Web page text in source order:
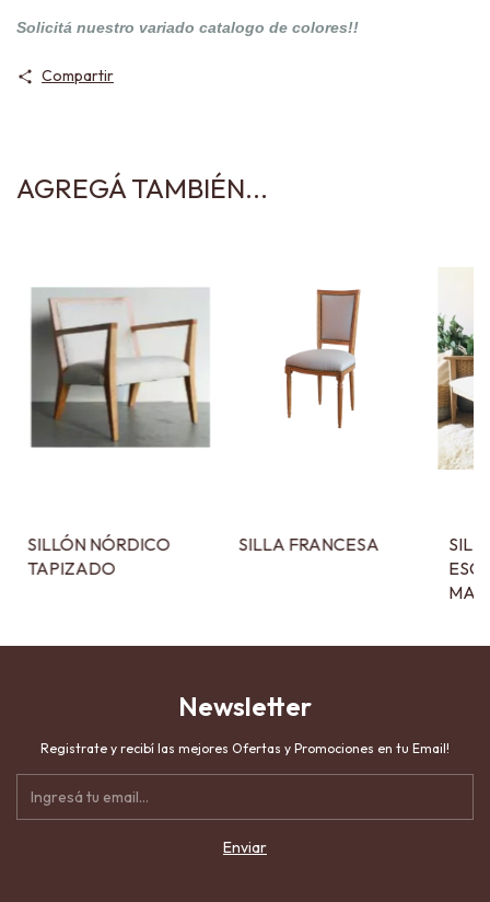
Solicitá nuestro variado catalogo de colores!!
Compartir
AGREGÁ TAMBIÉN...
SILLÓN NÓRDICO
TAPIZADO
SILLA FRANCESA
Newsletter
Registrate y recibí las mejores Ofertas y Promociones en tu Email!